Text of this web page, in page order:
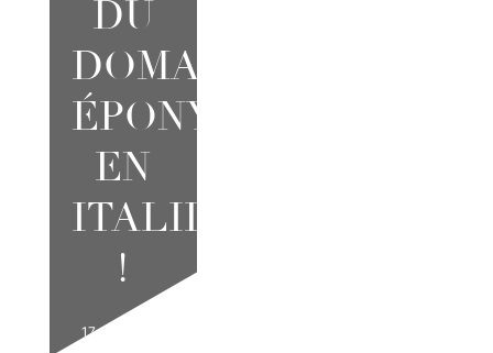
DU
DOMAINE
ÉPONYME
EN
ITALIE
!
17 JUIN 2026